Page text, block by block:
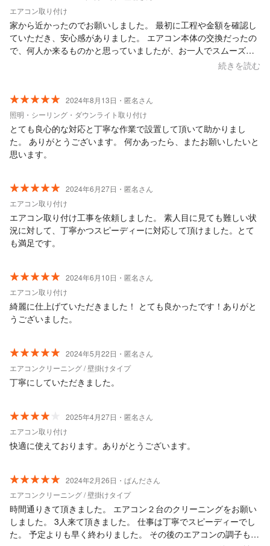
エアコン取り付け
家から近かったのでお願いしました。 最初に工程や金額を確認し
ていただき、安心感がありました。 エアコン本体の交換だったの
で、何人か来るものかと思っていましたが、お一人でスムーズに
取り付けていただきさすがでした。 中も外も綺麗な仕上がりでし
します。
続きを読む
2024年8月13日・匿名さん
照明・シーリング・ダウンライト取り付け
とても良心的な対応と丁寧な作業で設置して頂いて助かりまし
た。 ありがとうございます。 何かあったら、またお願いしたいと
思います。
2024年6月27日・匿名さん
エアコン取り付け
エアコン取り付け工事を依頼しました。 素人目に見ても難しい状
況に対して、丁寧かつスピーディーに対応して頂けました。とて
も満足です。
2024年6月10日・匿名さん
エアコン取り付け
綺麗に仕上げていただきました！ とても良かったです！ありがと
うございました。
2024年5月22日・匿名さん
エアコンクリーニング / 壁掛けタイプ
丁寧にしていただきました。
2025年4月27日・匿名さん
エアコン取り付け
快適に使えております。ありがとうございます。
2024年2月26日・ぱんださん
エアコンクリーニング / 壁掛けタイプ
時間通りきて頂きました。 エアコン２台のクリーニングをお願い
しました。 3人来て頂きました。 仕事は丁寧でスピーディーでし
た。 予定よりも早く終わりました。 その後のエアコンの調子も良